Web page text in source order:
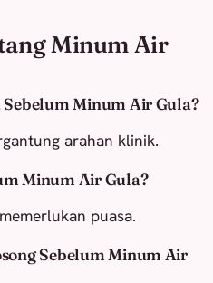
Minum Air
Sebelum Minum Air Gula?
arahan klinik.
Minum Air Gula?
puasa.
Sebelum Minum Air